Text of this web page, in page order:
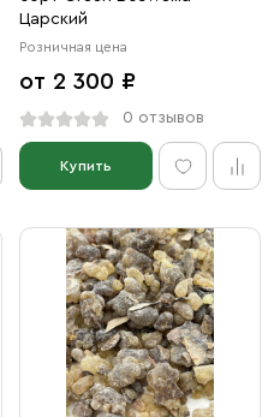
Царский
Розничная цена
от 2 300 ₽
0 отзывов
Купить